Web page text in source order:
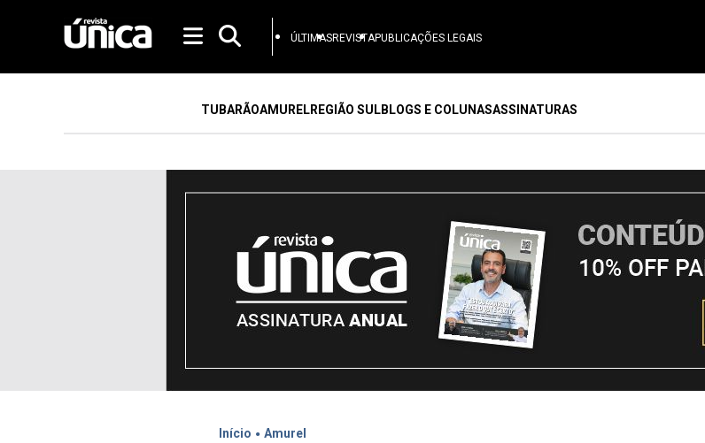
ÚLTIMASREVISTAPUBLICAÇÕES LEGAIS
TUBARÃOAMURELREGIÃO SULBLOGS E COLUNASASSINATURAS
Início . Amurel